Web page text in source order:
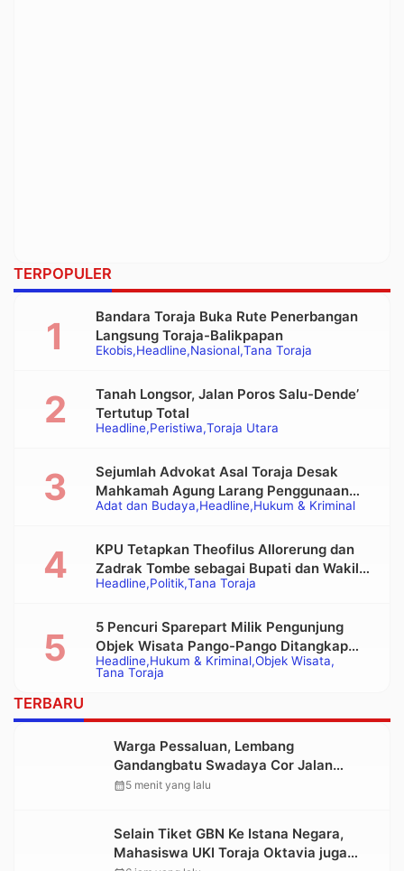
TERPOPULER
Ekobis Headline Nasional Tana Toraja
Bandara Toraja Buka Rute Penerbangan
Langsung Toraja-Balikpapan
Headline Peristiwa Toraja Utara
Tanah Longsor, Jalan Poros Salu-Dende’
Tertutup Total
Adat dan Budaya Headline Hukum & Kriminal
Sejumlah Advokat Asal Toraja Desak
Mahkamah Agung Larang Penggunaan
Alat Berat pada Eksekusi Rumah Adat
Headline Politik Tana Toraja
KPU Tetapkan Theofilus Allorerung dan
Zadrak Tombe sebagai Bupati dan Wakil
Bupati Tana Toraja Terpilih
Headline Hukum & Kriminal Objek Wisata
Tana Toraja
5 Pencuri Sparepart Milik Pengunjung
Objek Wisata Pango-Pango Ditangkap
Polisi
TERBARU
Warga Pessaluan, Lembang
Gandangbatu Swadaya Cor Jalan
Kabupaten
calendar_month5 menit yang lalu
Selain Tiket GBN Ke Istana Negara,
Mahasiswa UKI Toraja Oktavia juga